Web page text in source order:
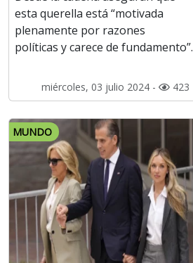
esta querella está “motivada
plenamente por razones
políticas y carece de fundamento”.
miércoles, 03 julio 2024 - 423
MUNDO